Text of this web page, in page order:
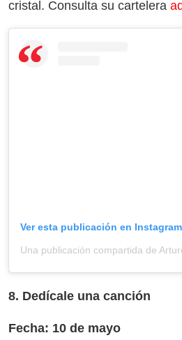
cristal. Consulta su cartelera
Ver esta publicación en Instagram
Una publicación compartida de
8. Dedícale una canción
Fecha: 10 de mayo